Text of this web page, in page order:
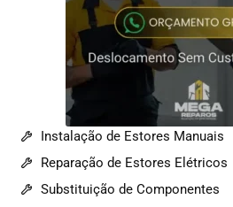
Instalação de Estores Manuais
Reparação de Estores Elétricos
Substituição de Componentes